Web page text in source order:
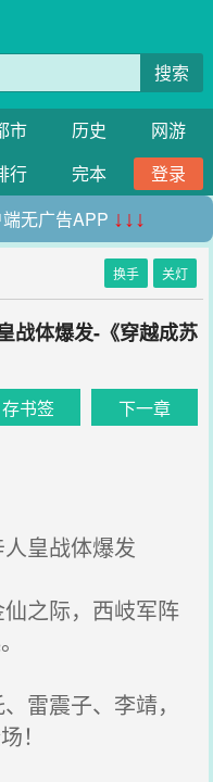
搜索
市 历史
网游
行 完本
登录
无广告APP ↓↓↓
换手 关灯
战体爆发-《穿越成苏
存书签 下一章
皇战体爆发
之际，西岐军阵
雷震子、李靖，
！